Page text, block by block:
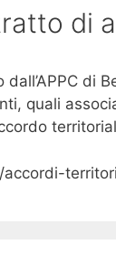
di
di
quali